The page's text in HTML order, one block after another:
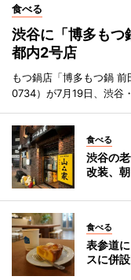
食べる
渋谷に「博多も
都内2号店
もつ鍋店「博多もつ鍋
0734）が7月19日、渋谷
食べる
渋谷の
改装、
食べる
表参道
スに併設